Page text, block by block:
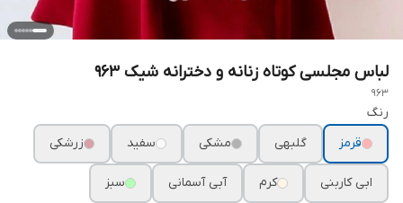
لباس مجلسی کوتاه زنانه و دخترانه شیک ۹۶۳
963
رنگ
قرمز
گلبهی مشکی سفید زرشکی
ابی کاربنی کرم آبی آسمانی
سبز